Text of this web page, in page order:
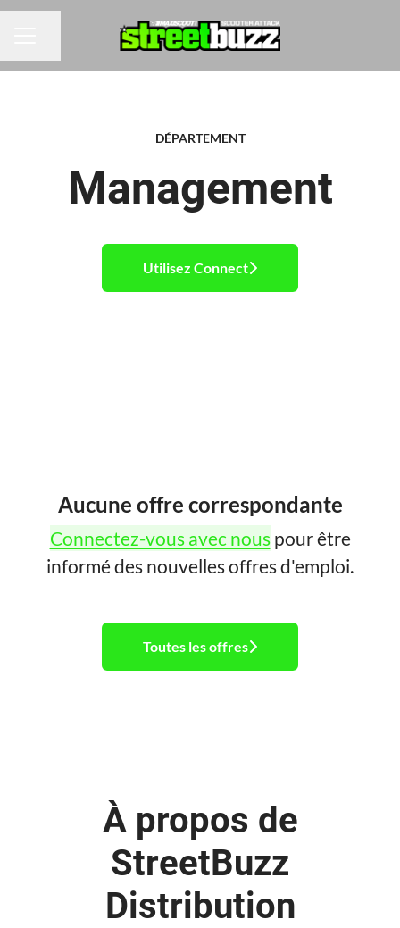
Partager la page
DÉPARTEMENT
Management
Utilisez Connect
Aucune offre correspondante
Connectez-vous avec nouspour être
informé des nouvelles offres d'emploi.
Toutes les offres
À propos de
StreetBuzz
Distribution